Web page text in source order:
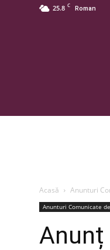
25.8 C Roman
Acasă Anunturi
Anunturi Comunicate
Anunț